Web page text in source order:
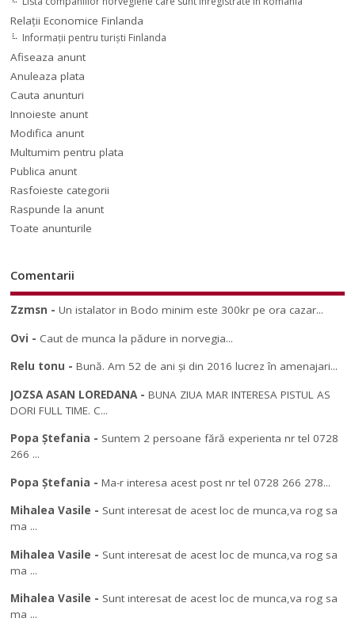
Relaţii Economice Finlanda
Informaţii pentru turişti Finlanda
Afiseaza anunt
Anuleaza plata
Cauta anunturi
Innoieste anunt
Modifica anunt
Multumim pentru plata
Publica anunt
Rasfoieste categorii
Raspunde la anunt
Toate anunturile
Comentarii
Zzmsn -Un istalator in Bodo minim este 300kr pe ora cazar...
Ovi - Caut de munca la pădure in norvegia...
Relu tonu -Bună. Am 52 de ani și din 2016 lucrez în amenajari...
JOZSA ASAN LOREDANA -BUNA ZIUA MAR INTERESA PISTUL AS
DORI FULL TIME. C...
Popa Ștefania - Suntem 2 persoane fără experienta nr tel 0728
266 ...
Popa Ștefania -Ma-r interesa acest post nr tel 0728 266 278...
Mihalea Vasile - Sunt interesat de acest loc de munca,va rog sa
ma ...
Mihalea Vasile - Sunt interesat de acest loc de munca,va rog sa
ma ...
Mihalea Vasile - Sunt interesat de acest loc de munca,va rog sa
ma ...